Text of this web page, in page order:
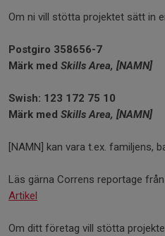
Om ni vill stötta projektet sätt in
Postgiro 358656-7
Märk med Skills Area, [NAMN]
Swish: 123 172 75 10
Märk med Skills Area, [NAMN]
[NAMN] kan vara t.ex. familjens,
Läs gärna Correns reportage från
Artikel
Om ditt företag vill stötta